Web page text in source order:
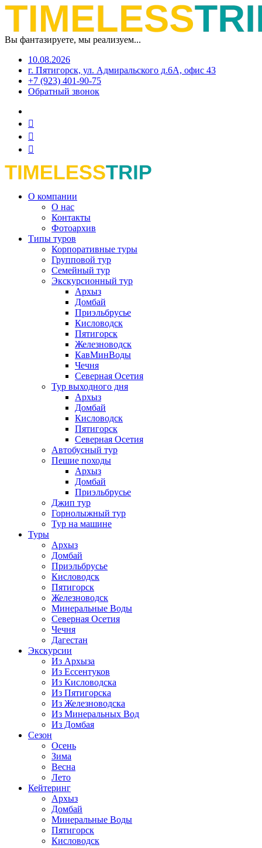
Вы фантазируете, мы реализуем...
10.08.2026
г. Пятигорск, ул. Адмиральского д.6А, офис 43
+7 (923) 401-90-75
Обратный звонок
О компании
О нас
Контакты
Фотоархив
Типы туров
Корпоративные туры
Групповой тур
Семейный тур
Экскурсионный тур
Архыз
Домбай
Приэльбрусье
Кисловодск
Пятигорск
Железноводск
КавМинВоды
Чечня
Северная Осетия
Тур выходного дня
Архыз
Домбай
Кисловодск
Пятигорск
Северная Осетия
Автобусный тур
Пешие походы
Архыз
Домбай
Приэльбрусье
Джип тур
Горнолыжный тур
Тур на машине
Туры
Архыз
Домбай
Приэльбрусье
Кисловодск
Пятигорск
Железноводск
Минеральные Воды
Северная Осетия
Чечня
Дагестан
Экскурсии
Из Архыза
Из Ессентуков
Из Кисловодска
Из Пятигорска
Из Железноводска
Из Минеральных Вод
Из Домбая
Сезон
Осень
Зима
Весна
Лето
Кейтеринг
Архыз
Домбай
Минеральные Воды
Пятигорск
Кисловодск